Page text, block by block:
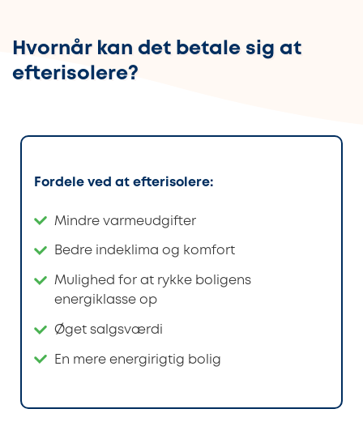
Hvornår kan det betale sig at
efterisolere?
Fordele ved at efterisolere:
Mindre varmeudgifter
Bedre indeklima og komfort
Mulighed for at rykke boligens
energiklasse op
Øget salgsværdi
En mere energirigtig bolig